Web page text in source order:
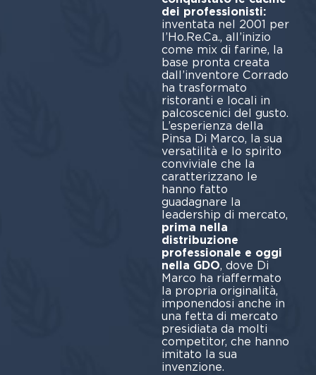
dei professionisti:
inventata nel 2001 per
l’Ho.Re.Ca., all’inizio
come mix di farine, la
base pronta creata
dall’inventore Corrado
ha trasformato
ristoranti e locali in
palcoscenici del gusto.
L’esperienza della
Pinsa Di Marco, la sua
versatilità e lo spirito
conviviale che la
caratterizzano le
hanno fatto
guadagnare la
leadership di mercato,
prima nella
distribuzione
professionale e oggi
nella GDO, dove Di
Marco ha riaffermato
la propria originalità,
imponendosi anche in
una fetta di mercato
presidiata da molti
competitor, che hanno
imitato la sua
invenzione.